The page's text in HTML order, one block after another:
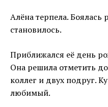
Алёна терпела. Боялась
становилось.
Приближался её день
Она решила отметить
коллег и двух подруг.
любимый.